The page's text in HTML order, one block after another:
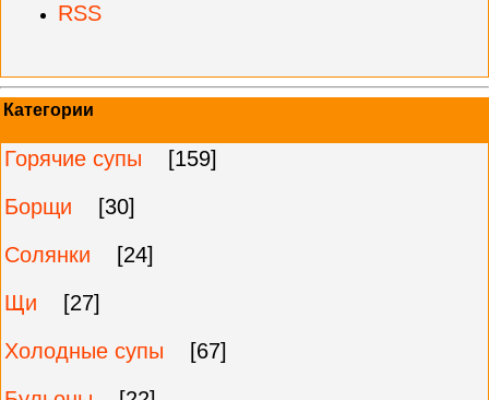
RSS
Категории
Горячие супы
[159]
Борщи
[30]
Солянки
[24]
Щи
[27]
Холодные супы
[67]